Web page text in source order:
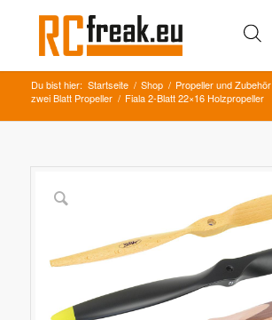
Du bist hier: Startseite / Shop / Propeller und Zubehör
zwei Blatt Propeller / Fiala 2-Blatt 22×16 Holzpropeller